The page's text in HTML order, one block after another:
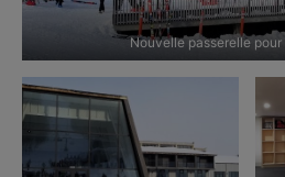
Nouvelle passerelle